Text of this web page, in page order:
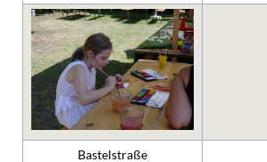
Bastelstraße